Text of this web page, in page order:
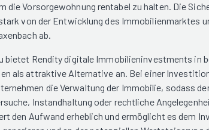
die Vorsorgewohnung rentabel zu halten. Die
von der Entwicklung des Immobilienmarktes
ab.
bietet Rendity digitale Immobilieninvestments in
als attraktive Alternative an. Bei einer
die Verwaltung der Immobilie, sodass
Instandhaltung oder rechtliche
den Aufwand erheblich und ermöglicht es dem